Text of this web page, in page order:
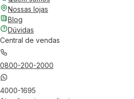
Nossas lojas
Blog
Dúvidas
Central de vendas
0800-200-2000
4000-1695